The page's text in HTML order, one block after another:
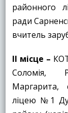
районного
ради
вчитель
ІІ місце –
Соломія,
Маргарита,
ліцею №1